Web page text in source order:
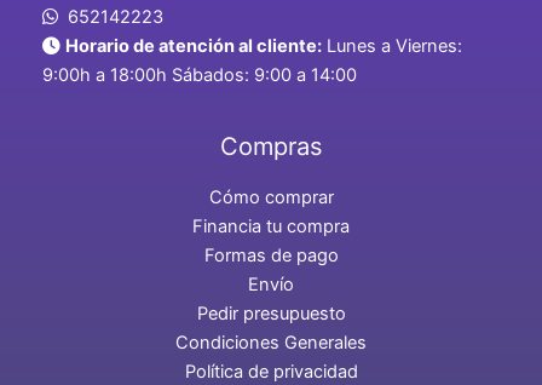
652142223
Horario de atención al cliente: Lunes a Viernes:
9:00h a 18:00h Sábados: 9:00 a 14:00
Compras
Cómo comprar
Financia tu compra
Formas de pago
Envío
Pedir presupuesto
Condiciones Generales
Política de privacidad